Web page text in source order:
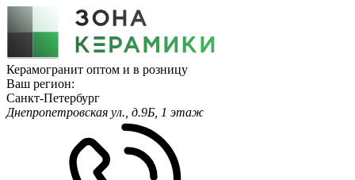
Керамогранит оптом и в розницу
Ваш регион:
Санкт-Петербург
Днепропетровская ул., д.9Б, 1 этаж